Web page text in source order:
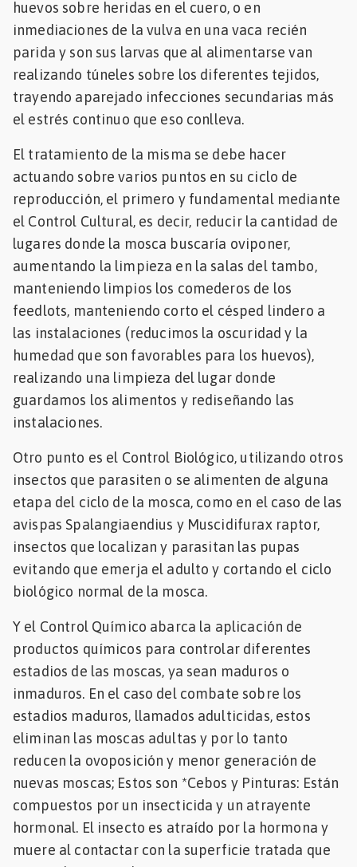
huevos sobre heridas en el cuero, o en
inmediaciones de la vulva en una vaca recién
parida y son sus larvas que al alimentarse van
realizando túneles sobre los diferentes tejidos,
trayendo aparejado infecciones secundarias más
el estrés continuo que eso conlleva.
El tratamiento de la misma se debe hacer
actuando sobre varios puntos en su ciclo de
reproducción, el primero y fundamental mediante
el Control Cultural, es decir, reducir la cantidad de
lugares donde la mosca buscaría oviponer,
aumentando la limpieza en la salas del tambo,
manteniendo limpios los comederos de los
feedlots, manteniendo corto el césped lindero a
las instalaciones (reducimos la oscuridad y la
humedad que son favorables para los huevos),
realizando una limpieza del lugar donde
guardamos los alimentos y rediseñando las
instalaciones.
Otro punto es el Control Biológico, utilizando otros
insectos que parasiten o se alimenten de alguna
etapa del ciclo de la mosca, como en el caso de las
avispas Spalangiaendius y Muscidifurax raptor,
insectos que localizan y parasitan las pupas
evitando que emerja el adulto y cortando el ciclo
biológico normal de la mosca.
Y el Control Químico abarca la aplicación de
productos químicos para controlar diferentes
estadios de las moscas, ya sean maduros o
inmaduros. En el caso del combate sobre los
estadios maduros, llamados adulticidas, estos
eliminan las moscas adultas y por lo tanto
reducen la ovoposición y menor generación de
nuevas moscas; Estos son *Cebos y Pinturas: Están
compuestos por un insecticida y un atrayente
hormonal. El insecto es atraído por la hormona y
muere al contactar con la superficie tratada que